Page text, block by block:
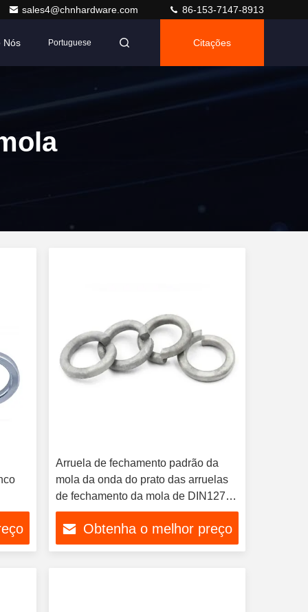
sales4@chnhardware.com 86-153-7147-8913
Nós Portuguese Citações
Arruela de fechamento padrão da
mola da onda do prato das arruelas
de fechamento da mola de DIN127
HDG
Obtenha o melhor preço